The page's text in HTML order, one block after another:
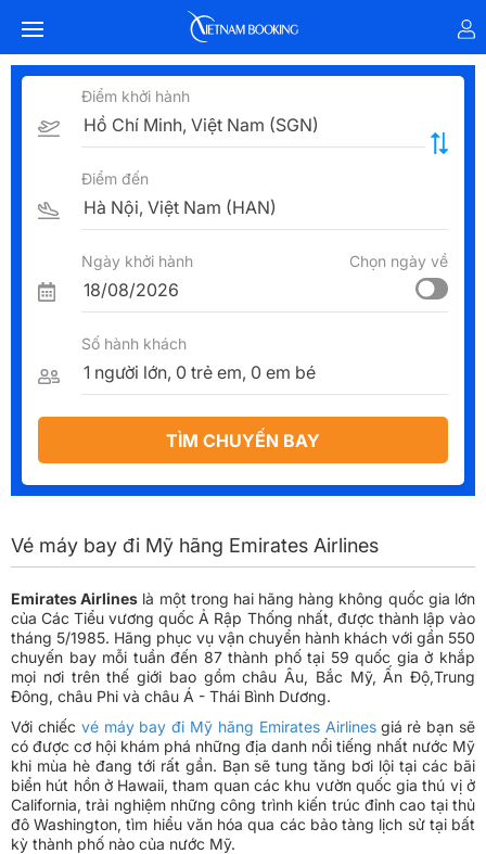
Điểm khởi hành
Điểm đến
Ngày khởi hành Chọn ngày về
Số hành khách
TÌM CHUYẾN BAY
Vé máy bay đi Mỹ hãng Emirates Airlines
Emirates Airlines là một trong hai hãng hàng không quốc gia lớn
của Các Tiểu vương quốc Ả Rập Thống nhất, được thành lập vào
tháng 5/1985. Hãng phục vụ vận chuyển hành khách với gần 550
chuyến bay mỗi tuần đến 87 thành phố tại 59 quốc gia ở khắp
mọi nơi trên thế giới bao gồm châu Âu, Bắc Mỹ, Ấn Độ,Trung
Đông, châu Phi và châu Á - Thái Bình Dương.
Với chiếc vé máy bay đi Mỹ hãng Emirates Airlines giá rẻ bạn sẽ
có được cơ hội khám phá những địa danh nổi tiếng nhất nước Mỹ
khi mùa hè đang tới rất gần. Bạn sẽ tung tăng bơi lội tại các bãi
biển hút hồn ở Hawaii, tham quan các khu vườn quốc gia thú vị ở
California, trải nghiệm những công trình kiến trúc đỉnh cao tại thủ
đô Washington, tìm hiểu văn hóa qua các bảo tàng lịch sử tại bất
kỳ thành phố nào của nước Mỹ.